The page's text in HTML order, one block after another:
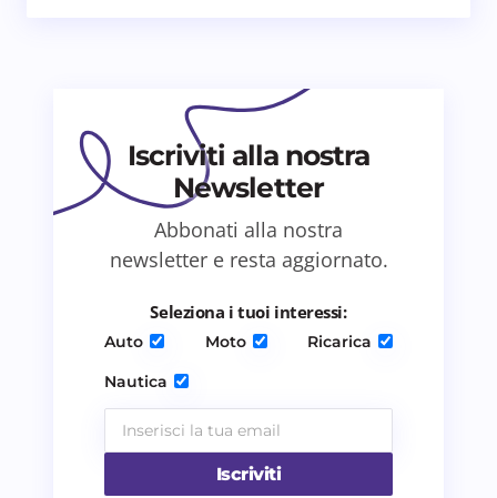
Il tuo commento *
Salva il mio nome e email in questo browser
per il prossimo commento.
Iscriviti alla nostra
Newsletter
Abbonati alla nostra
newsletter e resta aggiornato.
Seleziona i tuoi interessi:
Auto Moto
Ricarica
Nautica
Iscriviti